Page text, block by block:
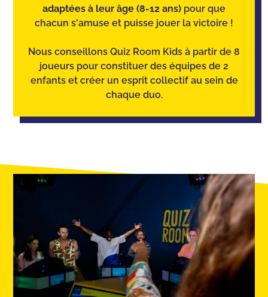
adaptées à leur âge (8-12 ans) pour que
chacun s'amuse et puisse jouer la victoire !
Nous conseillons Quiz Room Kids à partir de 8
joueurs pour constituer des équipes de 2
enfants et créer un esprit collectif au sein de
chaque duo.